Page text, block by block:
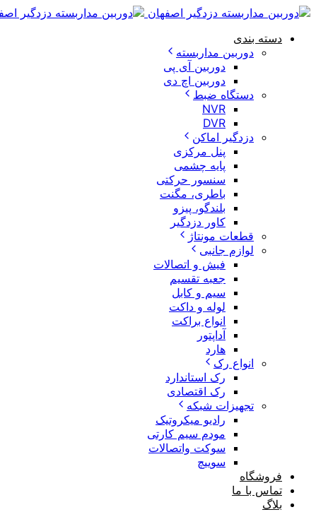
دسته بندی
دوربین مداربسته
دوربین آی پی
دوربین اچ دی
دستگاه ضبط
NVR
DVR
دزدگیر اماکن
پنل مرکزی
پایه چشمی
سنسور حرکتی
باطری، مگنت
بلندگو، پیزو
کاور دزدگیر
قطعات مونتاژ
لوازم جانبی
فیش و اتصالات
جعبه تقسیم
سیم و کابل
لوله و داکت
انواع براکت
آداپتور
هارد
انواع رک
رک استاندارد
رک اقتصادی
تجهیزات شبکه
رادیو میکروتیک
مودم سیم کارتی
سوکت واتصالات
سوییچ
فروشگاه
تماس با ما
بلاگ